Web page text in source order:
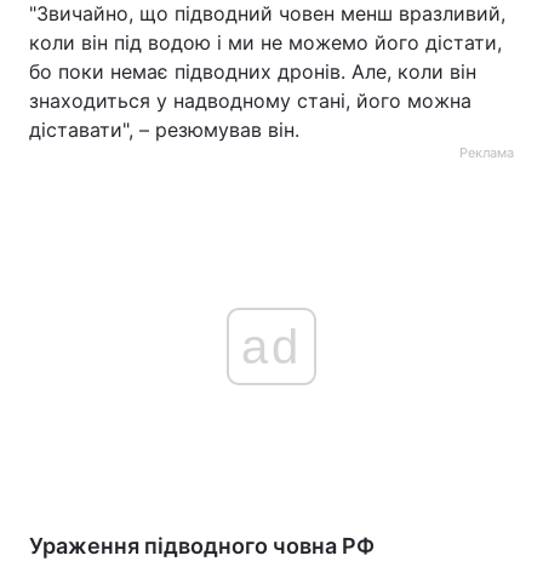
"Звичайно, що підводний човен менш вразливий,
коли він під водою і ми не можемо його дістати,
бо поки немає підводних дронів. Але, коли він
знаходиться у надводному стані, його можна
діставати", – резюмував він.
Реклама
ad
Ураження підводного човна РФ